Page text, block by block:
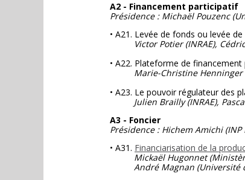
A2 - Financement participatif
Présidence : Michaël Pouzenc
• A21. Levée de fonds ou levée
Victor Potier (INRAE),
• A22. Plateforme de
Marie-Christine Henninger
• A23. Le pouvoir régulateur des
Julien Brailly (INRAE),
A3 - Foncier
Présidence : Hichem Amichi (INP
• A31. Financiarisation de la
Mickaël Hugonnet
André Magnan (Université